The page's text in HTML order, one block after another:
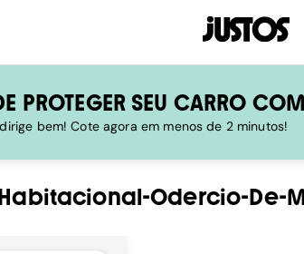
PROTEGER SEU CARRO
bem! Cote agora em menos de 2 minutos!
Odercio-De-